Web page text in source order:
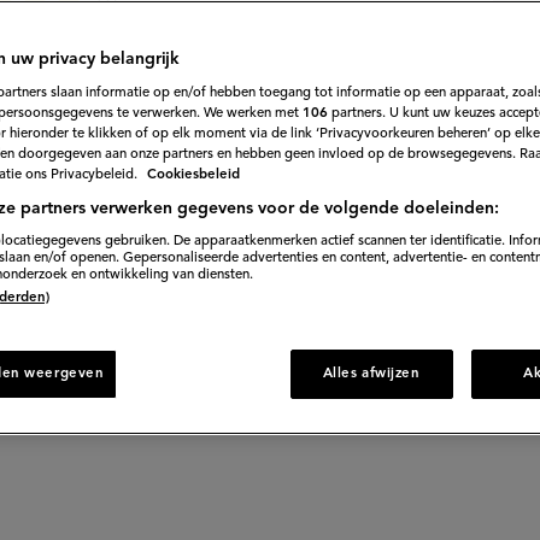
sushisalade met zalm, komkommer en radijs.
voorbereiden
recept
uw privacy belangrijk
slaan informatie op en/of hebben toegang tot informatie op een apparaat, zoals
te verwerken. We werken met 106 partners. U kunt uw keuzes
hieronder te klikken of op elk moment via de link ‘Privacyvoorkeuren beheren’ op
doorgegeven aan onze partners en hebben geen invloed op de browsegegevens.
ons Privacybeleid.
Cookiesbeleid
partners verwerken gegevens voor de volgende doeleinden:
gebruiken. De apparaatkenmerken actief scannen ter identificatie.
en/of openen. Gepersonaliseerde advertenties en content, advertentie- en
en ontwikkeling van diensten.
weergeven Alles afwijzen